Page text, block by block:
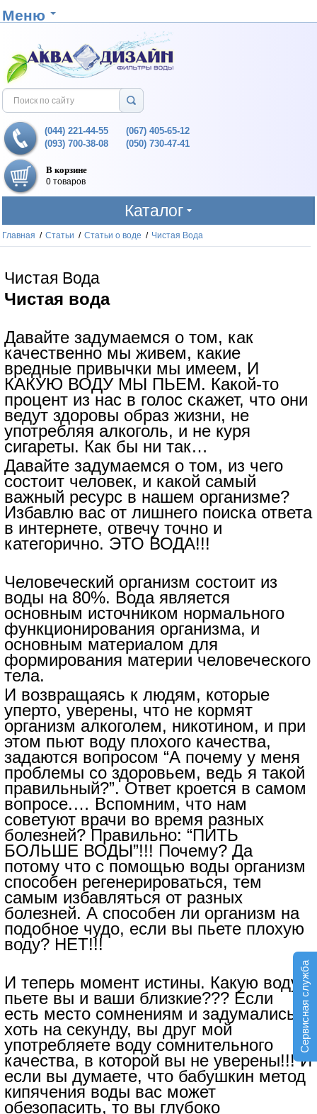
Сервисная служба
Меню
(044) 221-44-55
(093) 700-38-08
(067) 405-65-12
(050) 730-47-41
В корзине
0 товаров
Каталог
Главная / Статьи / Статьи о воде / Чистая Вода
Чистая Вода
Чистая вода
Давайте задумаемся о том, как
качественно мы живем, какие
вредные привычки мы имеем, И
КАКУЮ ВОДУ МЫ ПЬЕМ. Какой-то
процент из нас в голос скажет, что они
ведут здоровы образ жизни, не
употребляя алкоголь, и не куря
сигареты. Как бы ни так…
Давайте задумаемся о том, из чего
состоит человек, и какой самый
важный ресурс в нашем организме?
Избавлю вас от лишнего поиска ответа
в интернете, отвечу точно и
категорично. ЭТО ВОДА!!!
Человеческий организм состоит из
воды на 80%. Вода является
основным источником нормального
функционирования организма, и
основным материалом для
формирования материи человеческого
тела.
И возвращаясь к людям, которые
уперто, уверены, что не кормят
организм алкоголем, никотином, и при
этом пьют воду плохого качества,
задаются вопросом “А почему у меня
проблемы со здоровьем, ведь я такой
правильный?”. Ответ кроется в самом
вопросе.… Вспомним, что нам
советуют врачи во время разных
болезней? Правильно: “ПИТЬ
БОЛЬШЕ ВОДЫ”!!! Почему? Да
потому что с помощью воды организм
способен регенерироваться, тем
самым избавляться от разных
болезней. А способен ли организм на
подобное чудо, если вы пьете плохую
воду? НЕТ!!!
И теперь момент истины. Какую воду
пьете вы и ваши близкие??? Если
есть место сомнениям и задумались,
хоть на секунду, вы друг мой
употребляете воду сомнительного
качества, в которой вы не уверены!!! И
если вы думаете, что бабушкин метод
кипячения воды вас может
обезопасить, то вы глубоко